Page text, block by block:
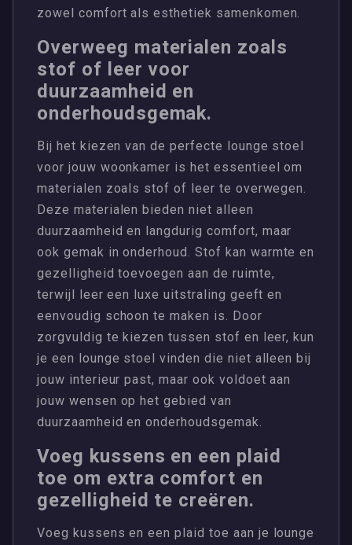
zowel comfort als esthetiek samenkomen.
Overweeg materialen zoals
stof of leer voor
duurzaamheid en
onderhoudsgemak.
Bij het kiezen van de perfecte lounge stoel
voor jouw woonkamer is het essentieel om
materialen zoals stof of leer te overwegen.
Deze materialen bieden niet alleen
duurzaamheid en langdurig comfort, maar
ook gemak in onderhoud. Stof kan warmte en
gezelligheid toevoegen aan de ruimte,
terwijl leer een luxe uitstraling geeft en
eenvoudig schoon te maken is. Door
zorgvuldig te kiezen tussen stof en leer, kun
je een lounge stoel vinden die niet alleen bij
jouw interieur past, maar ook voldoet aan
jouw wensen op het gebied van
duurzaamheid en onderhoudsgemak.
Voeg kussens en een plaid
toe om extra comfort en
gezelligheid te creëren.
Voeg kussens en een plaid toe aan je lounge